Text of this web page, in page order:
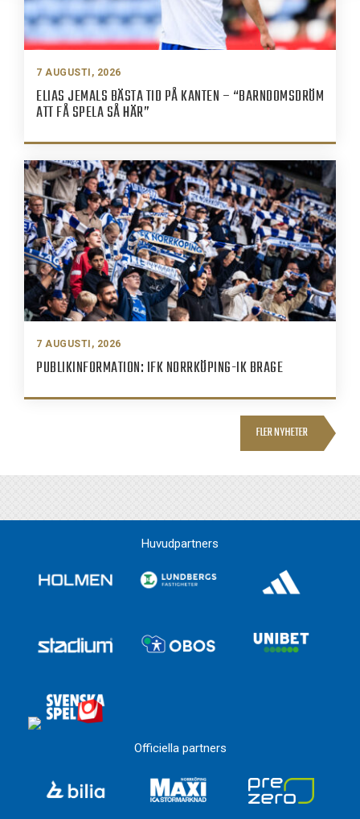
7 AUGUSTI, 2026
ELIAS JEMALS BÄSTA TID PÅ KANTEN – “BARNDOMSDRÖM
ATT FÅ SPELA SÅ HÄR”
7 AUGUSTI, 2026
PUBLIKINFORMATION: IFK NORRKÖPING-IK BRAGE
FLER NYHETER
Huvudpartners
Officiella partners